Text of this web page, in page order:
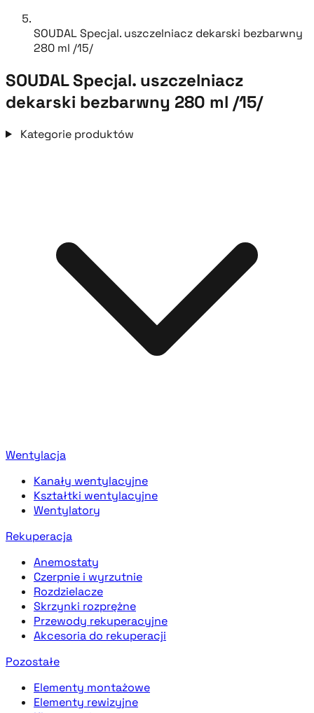
SOUDAL Specjal. uszczelniacz dekarski bezbarwny
280 ml /15/
SOUDAL Specjal. uszczelniacz
dekarski bezbarwny 280 ml /15/
Kategorie produktów
Wentylacja
Kanały wentylacyjne
Kształtki wentylacyjne
Wentylatory
Rekuperacja
Anemostaty
Czerpnie i wyrzutnie
Rozdzielacze
Skrzynki rozprężne
Przewody rekuperacyjne
Akcesoria do rekuperacji
Pozostałe
Elementy montażowe
Elementy rewizyjne